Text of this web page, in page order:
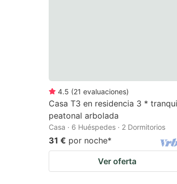
4.5 (21 evaluaciones)
Casa T3 en residencia 3 *
peatonal arbolada
Casa · 6 Huéspedes · 2 Dormitorios
31 € por noche*
Ver oferta